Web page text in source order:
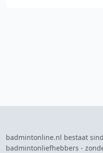
badmintonline.nl bestaat
badmintonliefhebbers -